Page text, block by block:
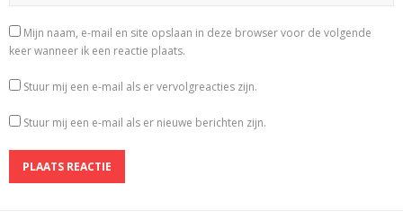
Mijn naam, e-mail en site opslaan in deze browser voor de volgende
keer wanneer ik een reactie plaats.
Stuur mij een e-mail als er vervolgreacties zijn.
Stuur mij een e-mail als er nieuwe berichten zijn.